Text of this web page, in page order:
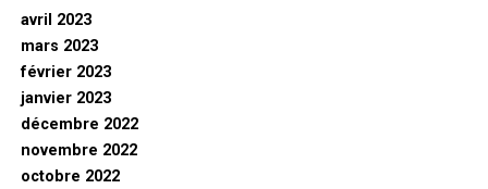
avril 2023
mars 2023
février 2023
janvier 2023
décembre 2022
novembre 2022
octobre 2022